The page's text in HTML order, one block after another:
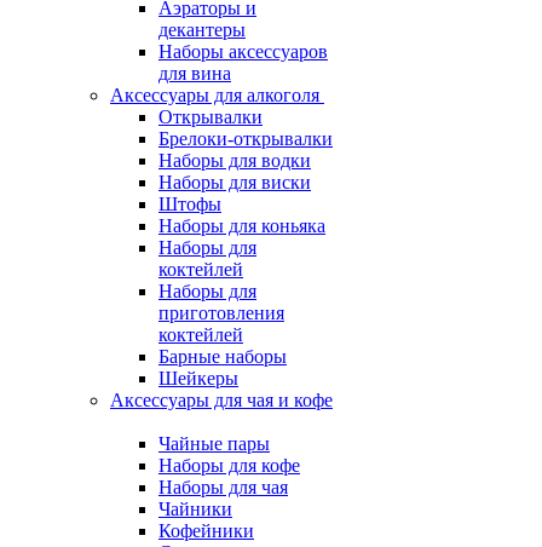
Аэраторы и
декантеры
Наборы аксессуаров
для вина
Аксессуары для алкоголя
Открывалки
Брелоки-открывалки
Наборы для водки
Наборы для виски
Штофы
Наборы для коньяка
Наборы для
коктейлей
Наборы для
приготовления
коктейлей
Барные наборы
Шейкеры
Аксессуары для чая и кофе
Чайные пары
Наборы для кофе
Наборы для чая
Чайники
Кофейники